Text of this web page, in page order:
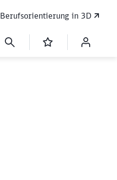
Berufsorientierung in 3D